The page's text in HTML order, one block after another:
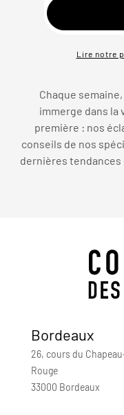
Lire notre
Chaque
immerge dans la
première : nos
conseils de nos
dernières tendances
Bordeaux
26, cours du
Rouge
33000 Bordeaux